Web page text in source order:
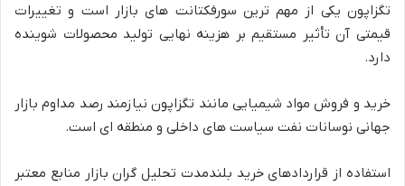
تگزاپون یکی از مهم ترین سورفکتانت های بازار است و تغییرات
قیمتی آن تأثیر مستقیم بر هزینه نهایی تولید محصولات شوینده
دارد.
خرید و فروش مواد شیمیایی مانند تگزاپون نیازمند رصد مداوم بازار
جهانی نوسانات نفت سیاست های داخلی و منطقه ای است.
استفاده از قراردادهای خرید بلندمدت تحلیل گران بازار منابع معتبر